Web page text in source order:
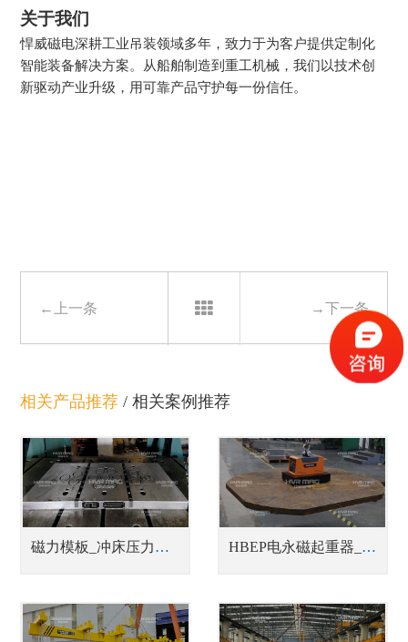
关于我们
悍威磁电深耕工业吊装领域多年，致力于为客户提供定制化
智能装备解决方案。从船舶制造到重工机械，我们以技术创
新驱动产业升级，用可靠产品守护每一份信任。
←上一条 →下一条
相关产品推荐 /相关案例推荐
磁力模板_冲床压力机快速换模系统 HBEP电永磁起重器_蓄电池式钢板吊具